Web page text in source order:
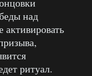
над
ритуал.